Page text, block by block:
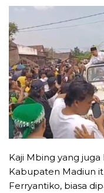
Kaji Mbing yang
Kabupaten Madiun
Ferryantiko, biasa